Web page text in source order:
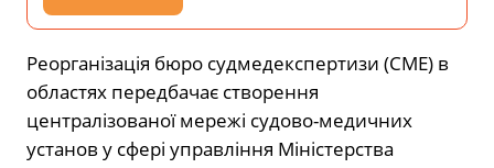
Реорганізація бюро судмедекспертизи (СМЕ) в
областях передбачає створення
централізованої мережі судово-медичних
установ у сфері управління Міністерства